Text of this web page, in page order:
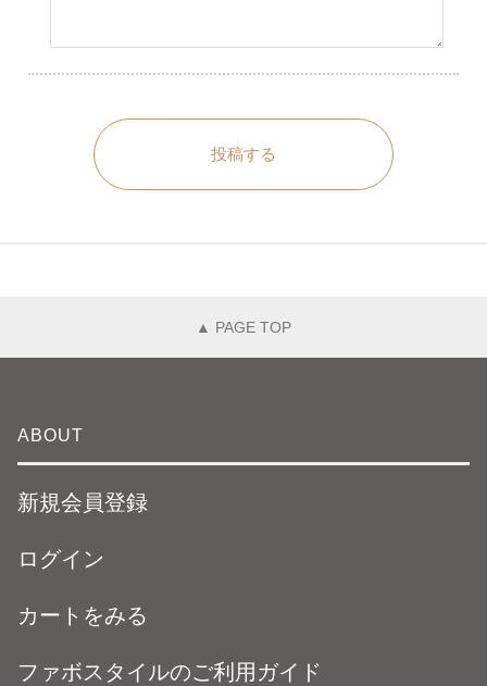
投稿する
▲ PAGE TOP
ABOUT
新規会員登録
ログイン
カートをみる
ファボスタイルのご利用ガイド